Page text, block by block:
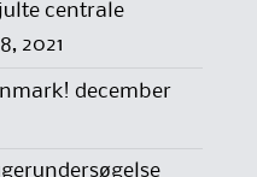
centrale
2021
december